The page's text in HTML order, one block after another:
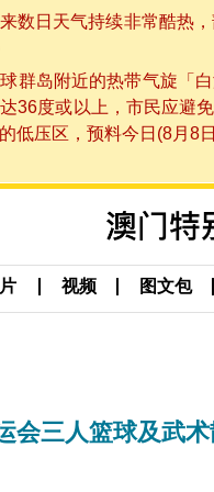
数日天气持续非常酷热
群岛附近的热带气旋「
36度或以上，市民应避
低压区，预料今日(8月8
视频 图文包
会三人篮球及武